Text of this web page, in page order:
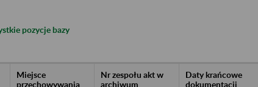
pozycje bazy
Miejsce
przechowywania
Nr zespołu akt w
archiwum
Daty krańcowe
dokumentacji